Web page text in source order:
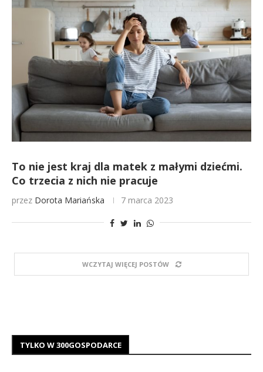
To nie jest kraj dla matek z małymi dziećmi.
Co trzecia z nich nie pracuje
przez Dorota Mariańska 7 marca 2023
WCZYTAJ WIĘCEJ POSTÓW
TYLKO W 300GOSPODARCE